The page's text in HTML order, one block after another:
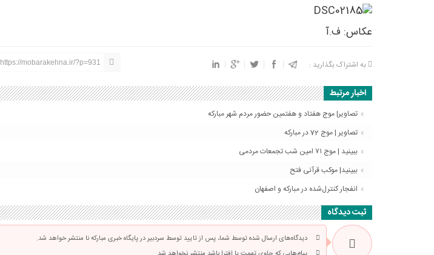
عکاس: ف.آ
به اشتراک بگذارید : https://mobarakehna.ir/?p=931
اخبار مرتبط
تصاویر| موج هفتاد و هفتمین حضور مردم شهر مبارکه
تصاویر | موج 72 در مبارکه
ببینید | موج ۷۱ امین شب تجمعات مردمی
ببینید| موکب قرآنی فتح
انفجار کنترل‌شده در مبارکه و اصفهان
ثبت دیدگاه
دیدگاه‌های ارسال شده توسط شما، پس از تایید توسط سردبیر در پایگاه خبری مبارکه نا منتشر خواهد شد.